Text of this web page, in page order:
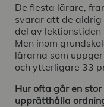
De flesta lärare,
svarar att de aldrig
del av
Men inom
lärarna som
och ytterligare 33
Hur ofta går en
upprätthålla